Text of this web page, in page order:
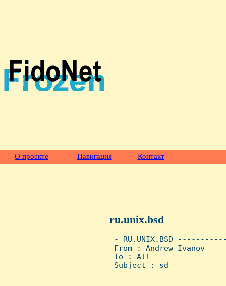
О проекте Навигация Контакт
ru.unix.bsd
- RU.UNIX.BSD
From : Andrew
To : All
Subject : sd